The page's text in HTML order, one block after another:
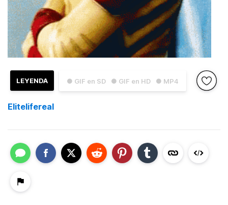
● GIF en SD ● GIF en HD ● MP4
LEYENDA
Elitelifereal